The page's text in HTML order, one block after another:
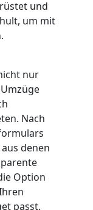
und
um mit
nur
Nach
denen
Option
passt.